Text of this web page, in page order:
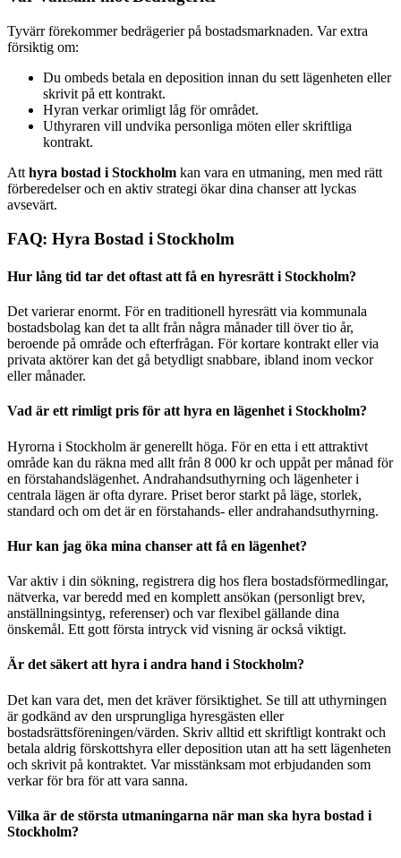
Tyvärr förekommer bedrägerier på bostadsmarknaden. Var extra
försiktig om:
Du ombeds betala en deposition innan du sett lägenheten eller
skrivit på ett kontrakt.
Hyran verkar orimligt låg för området.
Uthyraren vill undvika personliga möten eller skriftliga
kontrakt.
Att hyra bostad i Stockholm kan vara en utmaning, men med rätt
förberedelser och en aktiv strategi ökar dina chanser att lyckas
avsevärt.
FAQ: Hyra Bostad i Stockholm
Hur lång tid tar det oftast att få en hyresrätt i Stockholm?
Det varierar enormt. För en traditionell hyresrätt via kommunala
bostadsbolag kan det ta allt från några månader till över tio år,
beroende på område och efterfrågan. För kortare kontrakt eller via
privata aktörer kan det gå betydligt snabbare, ibland inom veckor
eller månader.
Vad är ett rimligt pris för att hyra en lägenhet i Stockholm?
Hyrorna i Stockholm är generellt höga. För en etta i ett attraktivt
område kan du räkna med allt från 8 000 kr och uppåt per månad för
en förstahandslägenhet. Andrahandsuthyrning och lägenheter i
centrala lägen är ofta dyrare. Priset beror starkt på läge, storlek,
standard och om det är en förstahands- eller andrahandsuthyrning.
Hur kan jag öka mina chanser att få en lägenhet?
Var aktiv i din sökning, registrera dig hos flera bostadsförmedlingar,
nätverka, var beredd med en komplett ansökan (personligt brev,
anställningsintyg, referenser) och var flexibel gällande dina
önskemål. Ett gott första intryck vid visning är också viktigt.
Är det säkert att hyra i andra hand i Stockholm?
Det kan vara det, men det kräver försiktighet. Se till att uthyrningen
är godkänd av den ursprungliga hyresgästen eller
bostadsrättsföreningen/värden. Skriv alltid ett skriftligt kontrakt och
betala aldrig förskottshyra eller deposition utan att ha sett lägenheten
och skrivit på kontraktet. Var misstänksam mot erbjudanden som
verkar för bra för att vara sanna.
Vilka är de största utmaningarna när man ska hyra bostad i
Stockholm?